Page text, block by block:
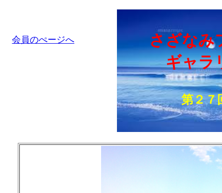
さざなみ
ギャラ
会員のぺージへ
第２７